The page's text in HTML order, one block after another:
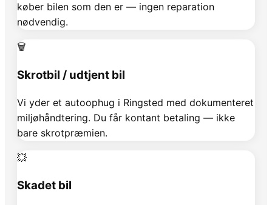
køber bilen som den er — ingen reparation
nødvendig.
🗑️
Skrotbil / udtjent bil
Vi yder et autoophug i Ringsted med dokumenteret
miljøhåndtering. Du får kontant betaling — ikke
bare skrotpræmien.
💥
Skadet bil